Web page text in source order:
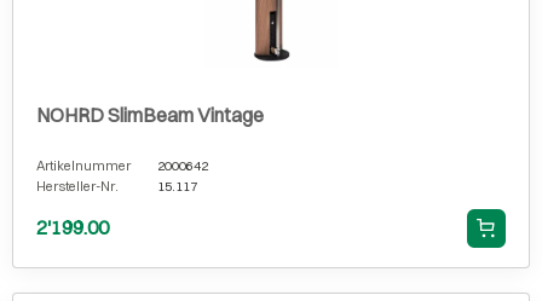
NOHRD SlimBeam Vintage
Artikelnummer
2000642
Hersteller-Nr.
15.117
2'199.00